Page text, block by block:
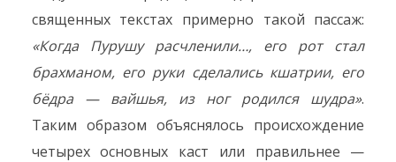
священных текстах примерно такой пассаж:
«Когда Пурушу расчленили…, его рот стал
брахманом, его руки сделались кшатрии, его
бёдра — вайшья, из ног родился шудра».
Таким образом объяснялось происхождение
четырех основных каст или правильнее —